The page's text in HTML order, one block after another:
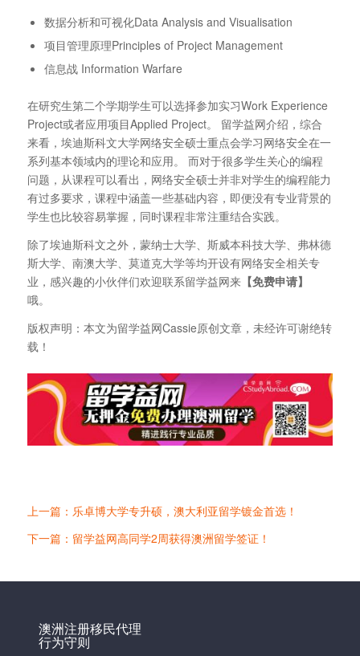
数据分析和可视化Data Analysis and Visualisation
项目管理原理Principles of Project Management
信息战 Information Warfare
在研究生第二个学期学生可以选择参加实习Work Experience
Project或者应用项目Applied Project。 留学益网介绍，综合
来看，埃迪斯科文大学网络安全硕士重点会学习网络安全在一
系列基本领域内的理论和应用。 而对于很多学生关心的编程
问题，从课程可以看出，网络安全硕士并非对学生的编程能力
有过多要求，课程中涵盖一些基础内容，即便没有专业背景的
学生也比较容易掌握，同时课程非常注重结合实践。
除了埃迪斯科文之外，蒙纳士大学、斯威本科技大学、弗林德
斯大学、南澳大学、莫道克大学等均开设有网络安全相关专
业，感兴趣的小伙伴们欢迎联系留学益网来【免费申请】
哦。
版权声明：本文为留学益网Cassie原创文章，未经许可谢绝转
载！
上一篇：乐卓博大学专升硕，澳大利亚留学镀金首选！
下一篇：留学益网高同学2周获得澳洲留学签证！
澳洲注册移民代理
行为守则